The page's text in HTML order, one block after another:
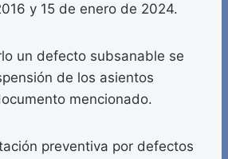
y 15 de enero de 2024.
un defecto subsanable se
de los asientos
mencionado.
preventiva por defectos